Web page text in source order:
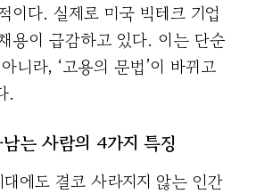
이다. 실제로 미국 빅테크 기업
용이 급감하고 있다. 이는 단순
니라, ‘고용의 문법’이 바뀌고
.
는 사람의 4가지 특징
에도 결코 사라지지 않는 인간